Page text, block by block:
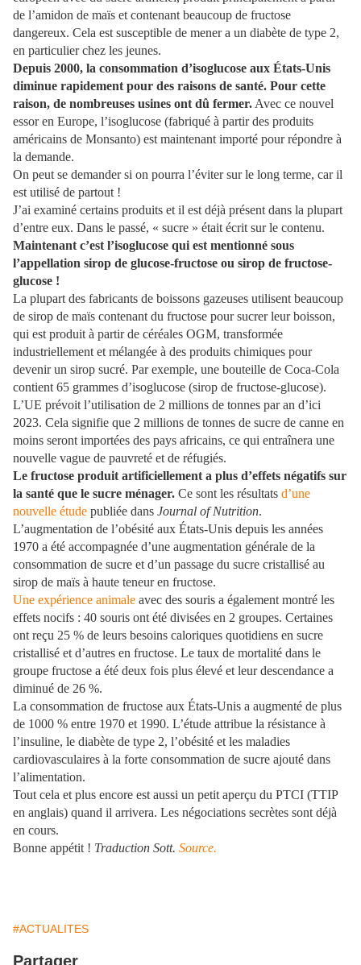
de l’amidon de maïs et contenant beaucoup de fructose
dangereux. Cela est susceptible de mener a un diabète de type 2,
en particulier chez les jeunes.
Depuis 2000, la consommation d’isoglucose aux États-Unis
diminue rapidement pour des raisons de santé. Pour cette
raison, de nombreuses usines ont dû fermer. Avec ce nouvel
essor en Europe, l’isoglucose (fabriqué à partir des produits
américains de Monsanto) est maintenant importé pour répondre à
la demande.
On peut se demander si on pourra l’éviter sur le long terme, car il
est utilisé de partout !
J’ai examiné certains produits et il est déjà présent dans la plupart
d’entre eux. Dans le passé, « sucre » était écrit sur le contenu.
Maintenant c’est l’isoglucose qui est mentionné sous
l’appellation sirop de glucose-fructose ou sirop de fructose-
glucose !
La plupart des fabricants de boissons gazeuses utilisent beaucoup
de sirop de maïs contenant du fructose pour sucrer leur boisson,
qui est produit à partir de céréales OGM, transformée
industriellement et mélangée à des produits chimiques pour
devenir un sirop sucré. Par exemple, une bouteille de Coca-Cola
contient 65 grammes d’isoglucose (sirop de fructose-glucose).
L’UE prévoit l’utilisation de 2 millions de tonnes par an d’ici
2023. Cela signifie que 2 millions de tonnes de sucre de canne en
moins seront importées des pays africains, ce qui entraînera une
nouvelle vague de pauvreté et de réfugiés.
Le fructose produit artificiellement a plus d’effets négatifs sur
la santé que le sucre ménager. Ce sont les résultats d’une
nouvelle étude publiée dans Journal of Nutrition.
L’augmentation de l’obésité aux États-Unis depuis les années
1970 a été accompagnée d’une augmentation générale de la
consommation de sucre et d’un passage du sucre cristallisé au
sirop de maïs à haute teneur en fructose.
Une expérience animale avec des souris a également montré les
effets nocifs : 40 souris ont été divisées en 2 groupes. Certaines
ont reçu 25 % de leurs besoins caloriques quotidiens en sucre
cristallisé et d’autres en fructose. Le taux de mortalité dans le
groupe fructose a été deux fois plus élevé et leur descendance a
diminué de 26 %.
La consommation de fructose aux États-Unis a augmenté de plus
de 1000 % entre 1970 et 1990. L’étude attribue la résistance à
l’insuline, le diabète de type 2, l’obésité et les maladies
cardiovasculaires à la forte consommation de sucre ajouté dans
l’alimentation.
Tout cela et plus encore est aussi un petit aperçu du PTCI (TTIP
en anglais) quand il arrivera. Les négociations secrètes sont déjà
en cours.
Bonne appétit ! Traduction Sott. Source.
#ACTUALITES
Partager